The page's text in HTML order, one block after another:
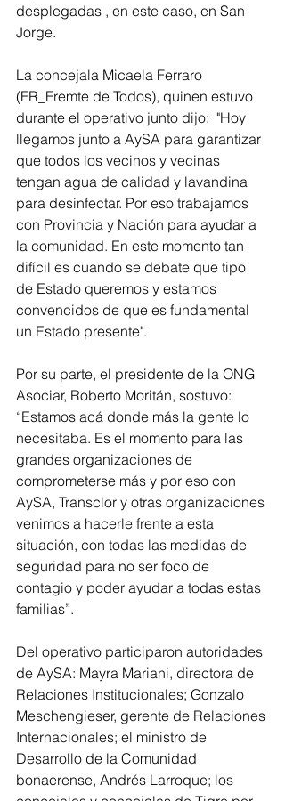
desplegadas , en este caso, en San
Jorge.
La concejala Micaela Ferraro
(FR_Fremte de Todos), quinen estuvo
durante el operativo junto dijo:  "Hoy
llegamos junto a AySA para garantizar
que todos los vecinos y vecinas
tengan agua de calidad y lavandina
para desinfectar. Por eso trabajamos
con Provincia y Nación para ayudar a
la comunidad. En este momento tan
difícil es cuando se debate que tipo
de Estado queremos y estamos
convencidos de que es fundamental
un Estado presente".
Por su parte, el presidente de la ONG
Asociar, Roberto Moritán, sostuvo:
“Estamos acá donde más la gente lo
necesitaba. Es el momento para las
grandes organizaciones de
comprometerse más y por eso con
AySA, Transclor y otras organizaciones
venimos a hacerle frente a esta
situación, con todas las medidas de
seguridad para no ser foco de
contagio y poder ayudar a todas estas
familias”.
Del operativo participaron autoridades
de AySA: Mayra Mariani, directora de
Relaciones Institucionales; Gonzalo
Meschengieser, gerente de Relaciones
Internacionales; el ministro de
Desarrollo de la Comunidad
bonaerense, Andrés Larroque; los